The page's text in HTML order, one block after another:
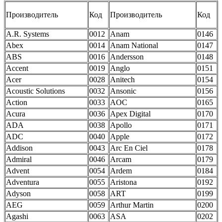
Производитель Код Производитель Код
A.R. Systems 0012 Anam
0146
Abex
0014 Anam National
0147
ABS
0016 Andersson
0148
Accent
0019 Anglo
0151
Acer
0028 Anitech
0154
Acoustic Solutions
0032 Ansonic
0156
Action
0033 AOC
0165
Acura
0036 Apex Digital
0170
ADA
0038 Apollo
0171
ADC
0040 Apple
0172
Addison
0043 Arc En Ciel
0178
Admiral
0046 Arcam
0179
Advent
0054 Ardem
0184
Adventura
0055 Aristona
0192
Adyson
0058 ART
0199
AEG
0059 Arthur Martin
0200
Agashi
0063 ASA
0202